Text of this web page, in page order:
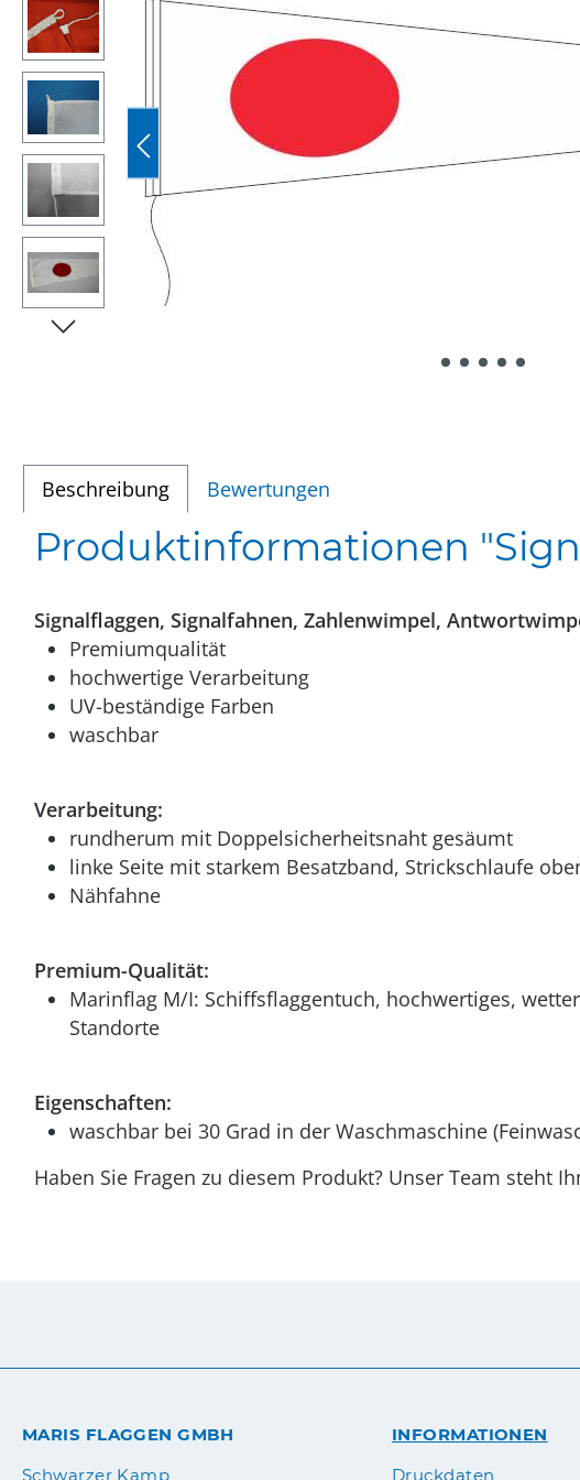
Beschreibung Bewertungen
Produktinformationen
Signalflaggen, Signalfahnen, Zahlenwimpel,
Premiumqualität
hochwertige Verarbeitung
UV-beständige Farben
waschbar
Verarbeitung:
rundherum mit Doppelsicherheitsnaht gesäumt
linke Seite mit starkem Besatzband, Strickschlaufe
Nähfahne
Premium-Qualität:
Marinflag M/I: Schiffsflaggentuch, hochwertiges,
Standorte
Eigenschaften:
waschbar bei 30 Grad in der Waschmaschine
Haben Sie Fragen zu diesem Produkt? Unser Team steht
MARIS FLAGGEN GMBH
Schwarzer Kamp
INFORMATIONEN
Druckdaten